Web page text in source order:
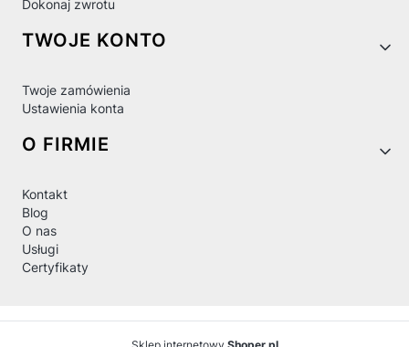
Dokonaj zwrotu
TWOJE KONTO
Twoje zamówienia
Ustawienia konta
O FIRMIE
Kontakt
Blog
O nas
Usługi
Certyfikaty